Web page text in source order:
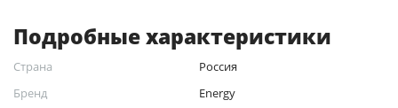
Подробные характеристики
Страна
Россия
Бренд
Energy